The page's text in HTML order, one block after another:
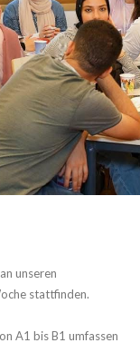
unseren
stattfinden.
A1 bis B1 umfassen